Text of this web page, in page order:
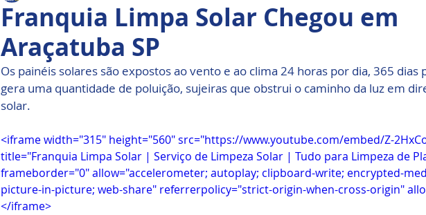
Franquia Limpa Solar Chegou em
Araçatuba SP
Os painéis solares são expostos ao vento e ao clima 24 horas por dia, 365 dias
gera uma quantidade de poluição, sujeiras que obstrui o caminho da luz em
solar.
<iframe width="315" height="560" src="https://www.youtube.com/embed/Z-
title="Franquia Limpa Solar | Serviço de Limpeza Solar | Tudo para Limpeza de
frameborder="0" allow="accelerometer; autoplay; clipboard-write; encrypted-
picture-in-picture; web-share" referrerpolicy="strict-origin-when-cross-origin"
</iframe>